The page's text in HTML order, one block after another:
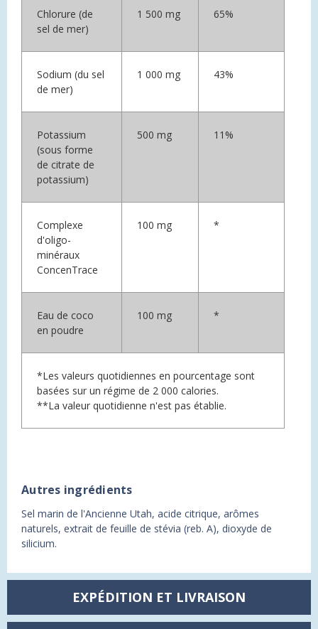
Chlorure (de
sel de mer)
1 500 mg 65%
Sodium (du sel
de mer)
1 000 mg 43%
Potassium
(sous forme
de citrate de
potassium)
500 mg 11%
Complexe
d'oligo-
minéraux
ConcenTrace
100 mg *
Eau de coco
en poudre
100 mg *
*Les valeurs quotidiennes en pourcentage sont
basées sur un régime de 2 000 calories.
**La valeur quotidienne n'est pas établie.
Autres ingrédients
Sel marin de l'Ancienne Utah, acide citrique, arômes
naturels, extrait de feuille de stévia (reb. A), dioxyde de
silicium.
EXPÉDITION ET LIVRAISON